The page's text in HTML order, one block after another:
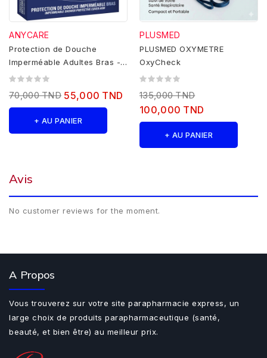
ANYCARE
Protection de Douche
Imperméable Adultes Bras -
Anycare
70,000 TND 55,000 TND
+ AU PANIER
PLUSMED
PLUSMED OXYMETRE
OxyCheck
135,000 TND
100,000 TND
+ AU PANIER
Avis
No customer reviews for the moment.
A Propos
Vous trouverez sur votre site parapharmacie express, un
large choix de produits parapharmaceutique (santé,
beauté, et bien être) au meilleur prix.